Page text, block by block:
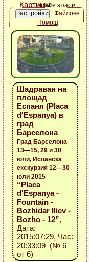
Файлове
Помощ
Шадраван на
площад
Еспаня (Placa
d'Espanya) в
град
Барселона
Град Барселона
13—15, 29 и 30
юли, Испанска
екскурзия 12—30
юли 2015
“Placa
d'Espanya -
Fountain -
Bozhidar Iliev -
Bozho - 12”,
Дата:
2015:07:29, Час:
20:33:09 (№ 6
от 6)